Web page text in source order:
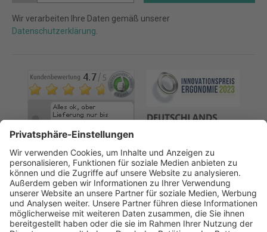
Wir verarbeiten Ihre Daten gemäß unserer
Datenschutzerklärung